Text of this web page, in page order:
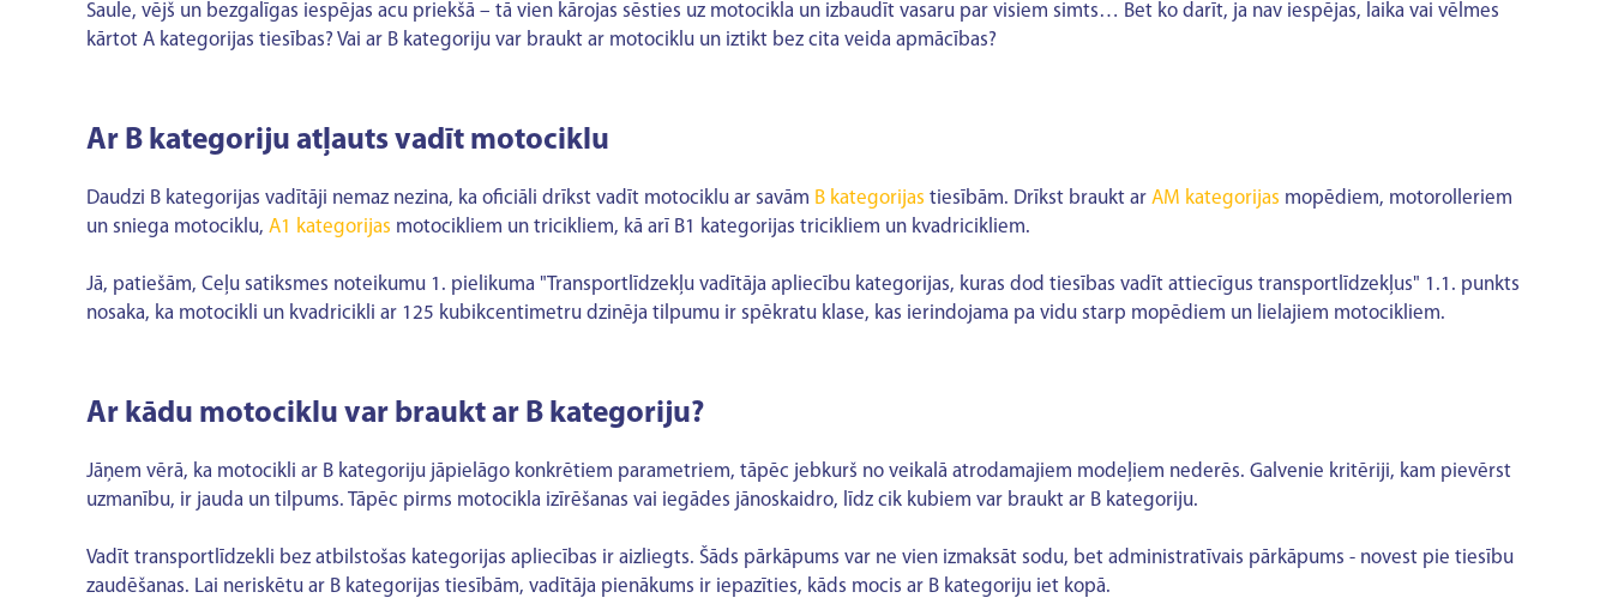
Saule, vējš un bezgalīgas iespējas acu priekšā – tā vien kārojas sēsties uz motocikla un izbaudīt vasaru par visiem simts… Bet ko darīt, ja nav iespējas, laika vai vēlmes
kārtot A kategorijas tiesības? Vai ar B kategoriju var braukt ar motociklu un iztikt bez cita veida apmācības?
Ar B kategoriju atļauts vadīt motociklu
Daudzi B kategorijas vadītāji nemaz nezina, ka oficiāli drīkst vadīt motociklu ar savām B kategorijas tiesībām. Drīkst braukt ar AM kategorijas mopēdiem, motorolleriem
un sniega motociklu, A1 kategorijas motocikliem un tricikliem, kā arī B1 kategorijas tricikliem un kvadricikliem.
Jā, patiešām, Ceļu satiksmes noteikumu 1. pielikuma "Transportlīdzekļu vadītāja apliecību kategorijas, kuras dod tiesības vadīt attiecīgus transportlīdzekļus" 1.1. punkts
nosaka, ka motocikli un kvadricikli ar 125 kubikcentimetru dzinēja tilpumu ir spēkratu klase, kas ierindojama pa vidu starp mopēdiem un lielajiem motocikliem.
Ar kādu motociklu var braukt ar B kategoriju?
Jāņem vērā, ka motocikli ar B kategoriju jāpielāgo konkrētiem parametriem, tāpēc jebkurš no veikalā atrodamajiem modeļiem nederēs. Galvenie kritēriji, kam pievērst
uzmanību, ir jauda un tilpums. Tāpēc pirms motocikla izīrēšanas vai iegādes jānoskaidro, līdz cik kubiem var braukt ar B kategoriju.
Vadīt transportlīdzekli bez atbilstošas kategorijas apliecības ir aizliegts. Šāds pārkāpums var ne vien izmaksāt sodu, bet administratīvais pārkāpums - novest pie tiesību
zaudēšanas. Lai neriskētu ar B kategorijas tiesībām, vadītāja pienākums ir iepazīties, kāds mocis ar B kategoriju iet kopā.